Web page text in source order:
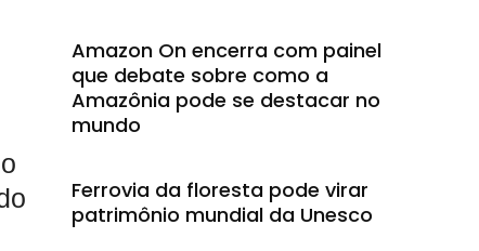
Amazon On encerra com painel
que debate sobre como a
Amazônia pode se destacar no
mundo
Ferrovia da floresta pode virar
patrimônio mundial da Unesco